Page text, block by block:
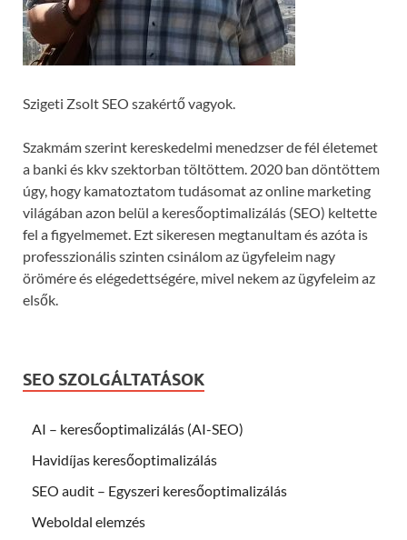
Szigeti Zsolt SEO szakértő vagyok.
Szakmám szerint kereskedelmi menedzser de fél életemet
a banki és kkv szektorban töltöttem. 2020 ban döntöttem
úgy, hogy kamatoztatom tudásomat az online marketing
világában azon belül a keresőoptimalizálás (SEO) keltette
fel a figyelmemet. Ezt sikeresen megtanultam és azóta is
professzionális szinten csinálom az ügyfeleim nagy
örömére és elégedettségére, mivel nekem az ügyfeleim az
elsők.
SEO SZOLGÁLTATÁSOK
AI – keresőoptimalizálás (AI-SEO)
Havidíjas keresőoptimalizálás
SEO audit – Egyszeri keresőoptimalizálás
Weboldal elemzés